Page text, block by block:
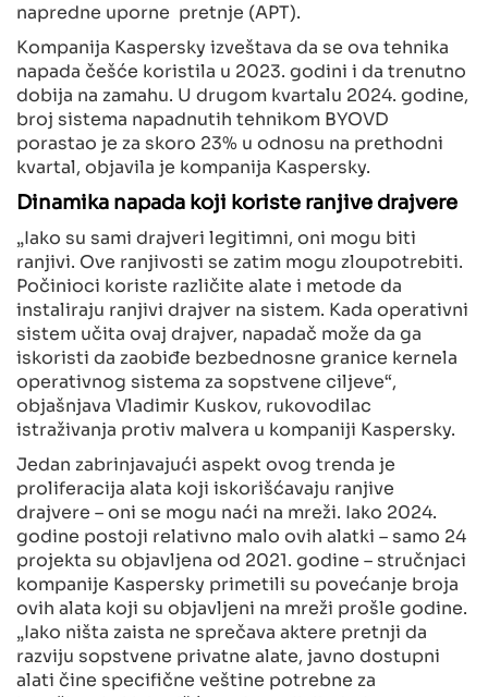
napredne uporne pretnje (APT).
Kompanija Kaspersky izveštava da se ova tehnika
napada češće koristila u 2023. godini i da trenutno
dobija na zamahu. U drugom kvartalu 2024. godine,
broj sistema napadnutih tehnikom BYOVD
porastao je za skoro 23% u odnosu na prethodni
kvartal, objavila je kompanija Kaspersky.
Dinamika napada koji koriste ranjive drajvere
„Iako su sami drajveri legitimni, oni mogu biti
ranjivi. Ove ranjivosti se zatim mogu zloupotrebiti.
Počinioci koriste različite alate i metode da
instaliraju ranjivi drajver na sistem. Kada operativni
sistem učita ovaj drajver, napadač može da ga
iskoristi da zaobiđe bezbednosne granice kernela
operativnog sistema za sopstvene ciljeve“,
objašnjava Vladimir Kuskov, rukovodilac
istraživanja protiv malvera u kompaniji Kaspersky.
Jedan zabrinjavajući aspekt ovog trenda je
proliferacija alata koji iskorišćavaju ranjive
drajvere – oni se mogu naći na mreži. Iako 2024.
godine postoji relativno malo ovih alatki – samo 24
projekta su objavljena od 2021. godine – stručnjaci
kompanije Kaspersky primetili su povećanje broja
ovih alata koji su objavljeni na mreži prošle godine.
„Iako ništa zaista ne sprečava aktere pretnji da
razviju sopstvene privatne alate, javno dostupni
alati čine specifične veštine potrebne za